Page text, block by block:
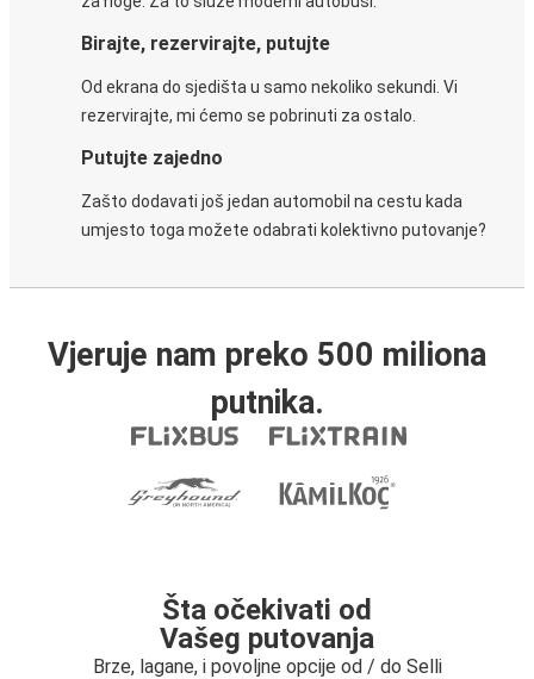
Birajte, rezervirajte, putujte
Od ekrana do sjedišta u samo nekoliko sekundi. Vi
rezervirajte, mi ćemo se pobrinuti za ostalo.
Putujte zajedno
Zašto dodavati još jedan automobil na cestu kada
umjesto toga možete odabrati kolektivno putovanje?
Vjeruje nam preko 500 miliona
putnika.
Šta očekivati od
Vašeg putovanja
Brze, lagane, i povoljne opcije od / do Selli